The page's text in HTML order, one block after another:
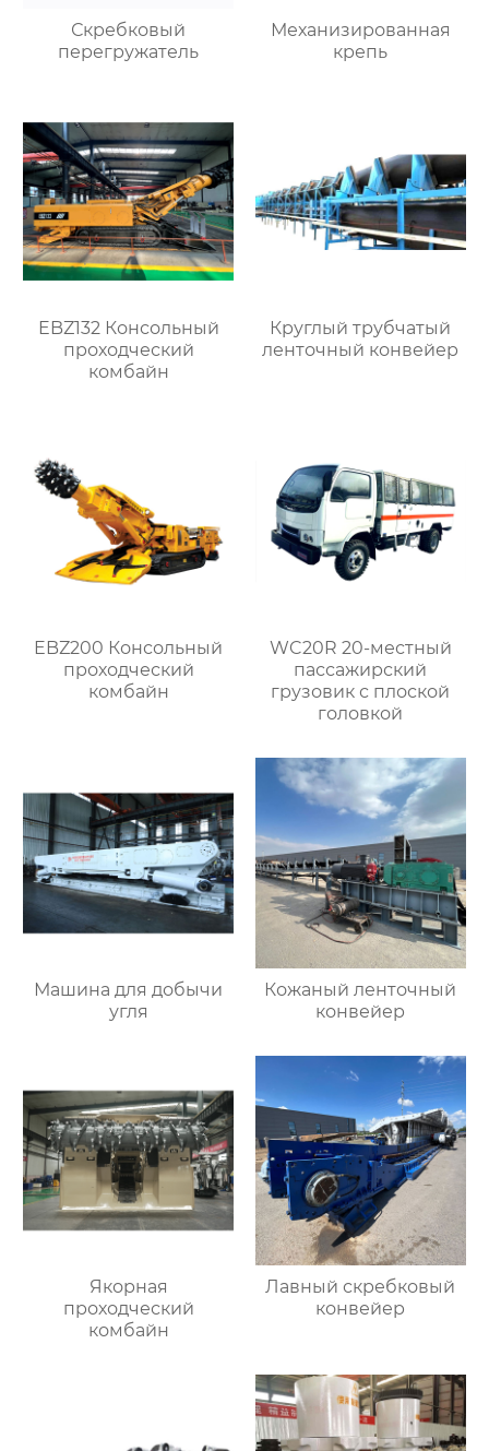
Скребковый
перегружатель
Механизированная
крепь
EBZ132 Консольный
проходческий
комбайн
Круглый трубчатый
ленточный конвейер
EBZ200 Консольный
проходческий
комбайн
WC20R 20-местный
пассажирский
грузовик с плоской
головкой
Машина для добычи
угля
Кожаный ленточный
конвейер
Якорная
проходческий
комбайн
Лавный скребковый
конвейер